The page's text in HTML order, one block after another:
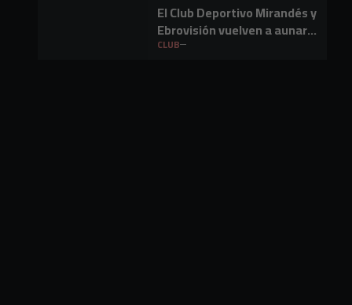
El Club Deportivo Mirandés y
Ebrovisión vuelven a aunar
fútbol y música en Miranda
CLUB